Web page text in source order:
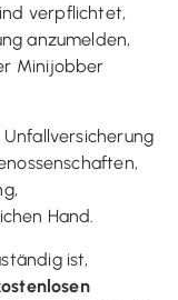
verpflichtet,
anzumelden,
Minijobber
Hand.
ist,